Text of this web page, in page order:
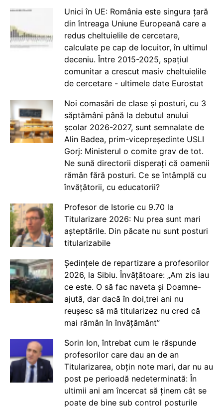
Unici în UE: România este singura țară
din întreaga Uniune Europeană care a
redus cheltuielile de cercetare,
calculate pe cap de locuitor, în ultimul
deceniu. Între 2015-2025, spațiul
comunitar a crescut masiv cheltuielile
de cercetare - ultimele date Eurostat
Noi comasări de clase și posturi, cu 3
săptămâni până la debutul anului
școlar 2026-2027, sunt semnalate de
Alin Badea, prim-vicepreședinte USLI
Gorj: Ministerul o comite grav de tot.
Ne sună directorii disperați că oamenii
rămân fără posturi. Ce se întâmplă cu
învățătorii, cu educatorii?
Profesor de Istorie cu 9.70 la
Titularizare 2026: Nu prea sunt mari
așteptările. Din păcate nu sunt posturi
titularizabile
Ședințele de repartizare a profesorilor
2026, la Sibiu. Învățătoare: „Am zis iau
ce este. O să fac naveta și Doamne-
ajută, dar dacă în doi,trei ani nu
reușesc să mă titularizez nu cred că
mai rămân în învățământ”
Sorin Ion, întrebat cum le răspunde
profesorilor care dau an de an
Titularizarea, obțin note mari, dar nu au
post pe perioadă nedeterminată: În
ultimii ani am încercat să ținem cât se
poate de bine sub control posturile